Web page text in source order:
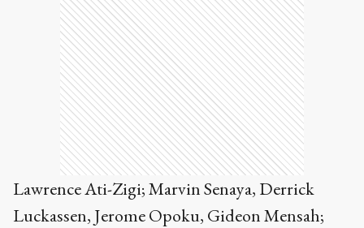
Lawrence Ati-Zigi; Marvin Senaya, Derrick
Luckassen, Jerome Opoku, Gideon Mensah;